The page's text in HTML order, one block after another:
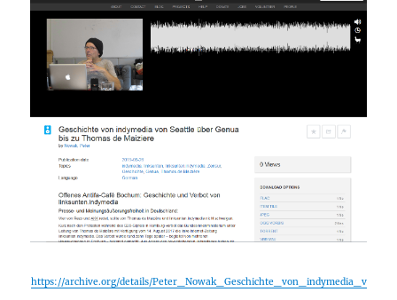
https://archive.org/details/Peter_Nowak_Geschichte_von_indymedia_v